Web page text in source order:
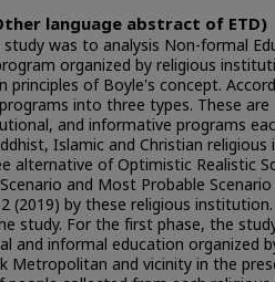
language abstract of ETD)
was to analysis Non-formal
organized by religious
of Boyle's concept.
into three types. These are
and informative programs
Islamic and Christian
alternative of Optimistic Realistic
and Most Probable
(2019) by these religious
study. For the first phase, the
and informal education organized
Metropolitan and vicinity in the